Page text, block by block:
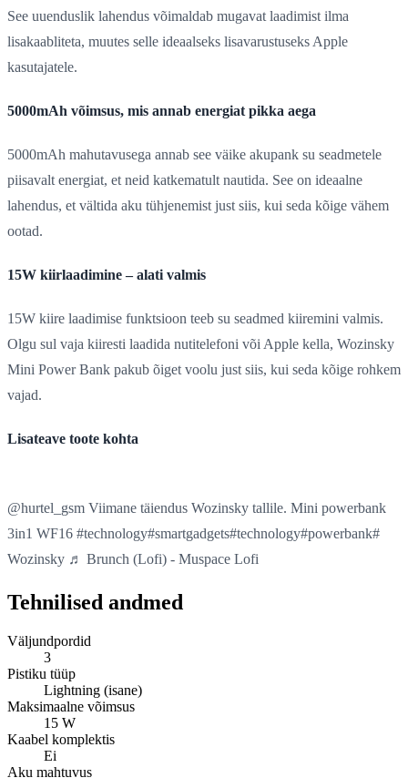
See uuenduslik lahendus võimaldab mugavat laadimist ilma
lisakaabliteta, muutes selle ideaalseks lisavarustuseks Apple
kasutajatele.
5000mAh võimsus, mis annab energiat pikka aega
5000mAh mahutavusega annab see väike akupank su seadmetele
piisavalt energiat, et neid katkematult nautida. See on ideaalne
lahendus, et vältida aku tühjenemist just siis, kui seda kõige vähem
ootad.
15W kiirlaadimine – alati valmis
15W kiire laadimise funktsioon teeb su seadmed kiiremini valmis.
Olgu sul vaja kiiresti laadida nutitelefoni või Apple kella, Wozinsky
Mini Power Bank pakub õiget voolu just siis, kui seda kõige rohkem
vajad.
Lisateave toote kohta
@hurtel_gsm Viimane täiendus Wozinsky tallile. Mini powerbank
3in1 WF16 #technology#smartgadgets#technology#powerbank#
Wozinsky ♬ Brunch (Lofi) - Muspace Lofi
Tehnilised andmed
Väljundpordid
3
Pistiku tüüp
Lightning (isane)
Maksimaalne võimsus
15 W
Kaabel komplektis
Ei
Aku mahtuvus